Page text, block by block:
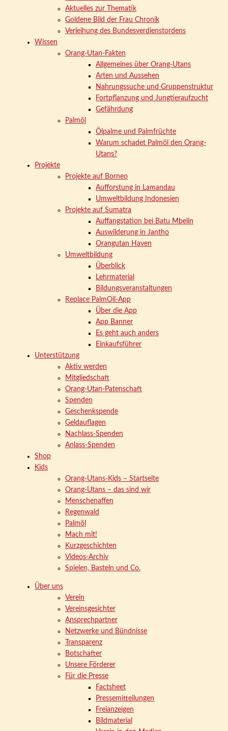
Aktuelles zur Thematik
Goldene Bild der Frau Chronik
Verleihung des Bundesverdienstordens
Wissen
Orang-Utan-Fakten
Allgemeines über Orang-Utans
Arten und Aussehen
Nahrungssuche und Gruppenstruktur
Fortpflanzung und Jungtieraufzucht
Gefährdung
Palmöl
Ölpalme und Palmfrüchte
Warum schadet Palmöl den Orang-
Utans?
Projekte
Projekte auf Borneo
Aufforstung in Lamandau
Umweltbildung Indonesien
Projekte auf Sumatra
Auffangstation bei Batu Mbelin
Auswilderung in Jantho
Orangutan Haven
Umweltbildung
Überblick
Lehrmaterial
Bildungsveranstaltungen
Replace PalmOil-App
Über die App
App Banner
Es geht auch anders
Einkaufsführer
Unterstützung
Aktiv werden
Mitgliedschaft
Orang-Utan-Patenschaft
Spenden
Geschenkspende
Geldauflagen
Nachlass-Spenden
Anlass-Spenden
Shop
Kids
Orang-Utans-Kids – Startseite
Orang-Utans – das sind wir
Menschenaffen
Regenwald
Palmöl
Mach mit!
Kurzgeschichten
Videos-Archiv
Spielen, Basteln und Co.
Über uns
Verein
Vereinsgesichter
Ansprechpartner
Netzwerke und Bündnisse
Transparenz
Botschafter
Unsere Förderer
Für die Presse
Factsheet
Pressemitteilungen
Freianzeigen
Bildmaterial